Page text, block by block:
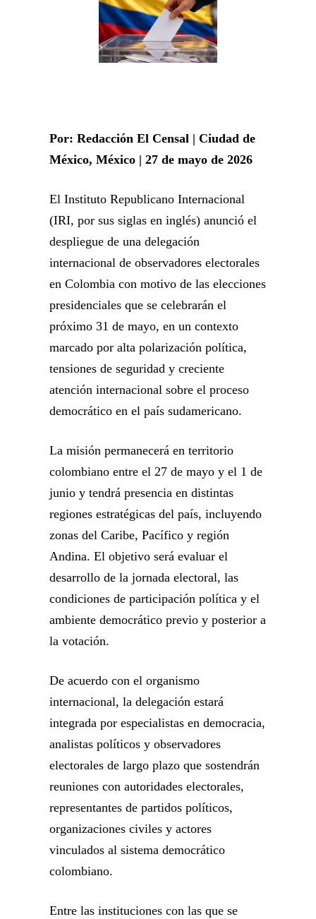
Por: Redacción El Censal | Ciudad de
México, México | 27 de mayo de 2026
El Instituto Republicano Internacional
(IRI, por sus siglas en inglés) anunció el
despliegue de una delegación
internacional de observadores electorales
en Colombia con motivo de las elecciones
presidenciales que se celebrarán el
próximo 31 de mayo, en un contexto
marcado por alta polarización política,
tensiones de seguridad y creciente
atención internacional sobre el proceso
democrático en el país sudamericano.
La misión permanecerá en territorio
colombiano entre el 27 de mayo y el 1 de
junio y tendrá presencia en distintas
regiones estratégicas del país, incluyendo
zonas del Caribe, Pacífico y región
Andina. El objetivo será evaluar el
desarrollo de la jornada electoral, las
condiciones de participación política y el
ambiente democrático previo y posterior a
la votación.
De acuerdo con el organismo
internacional, la delegación estará
integrada por especialistas en democracia,
analistas políticos y observadores
electorales de largo plazo que sostendrán
reuniones con autoridades electorales,
representantes de partidos políticos,
organizaciones civiles y actores
vinculados al sistema democrático
colombiano.
Entre las instituciones con las que se